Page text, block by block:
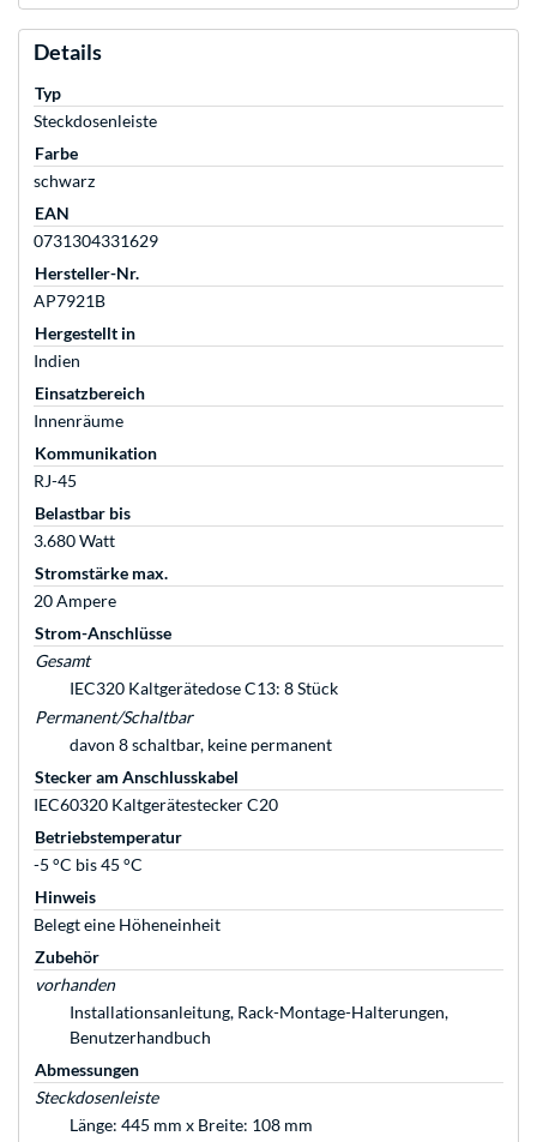
Details
Typ
Steckdosenleiste
Farbe
schwarz
EAN
0731304331629
Hersteller-Nr.
AP7921B
Hergestellt in
Indien
Einsatzbereich
Innenräume
Kommunikation
RJ-45
Belastbar bis
3.680 Watt
Stromstärke max.
20 Ampere
Strom-Anschlüsse
Gesamt
IEC320 Kaltgerätedose C13: 8 Stück
Permanent/Schaltbar
davon 8 schaltbar, keine permanent
Stecker am Anschlusskabel
IEC60320 Kaltgerätestecker C20
Betriebstemperatur
-5 °C bis 45 °C
Hinweis
Belegt eine Höheneinheit
Zubehör
vorhanden
Installationsanleitung, Rack-Montage-Halterungen,
Benutzerhandbuch
Abmessungen
Steckdosenleiste
Länge: 445 mm x Breite: 108 mm